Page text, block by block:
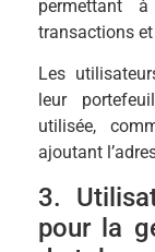
permettant
transactions
Les
leur
utilisée,
ajoutant
3.
pour la